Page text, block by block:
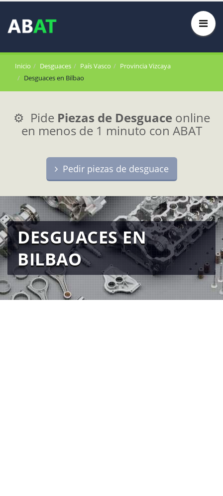
Inicio Desguaces País Vasco
Provincia Vizcaya
Desguaces en Bilbao
⚙️ Pide Piezas de Desguace online
en menos de 1 minuto con ABAT
Pedir piezas de desguace
DESGUACES EN
BILBAO